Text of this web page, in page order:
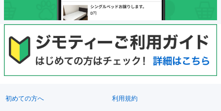
初めての方へ 利用規約